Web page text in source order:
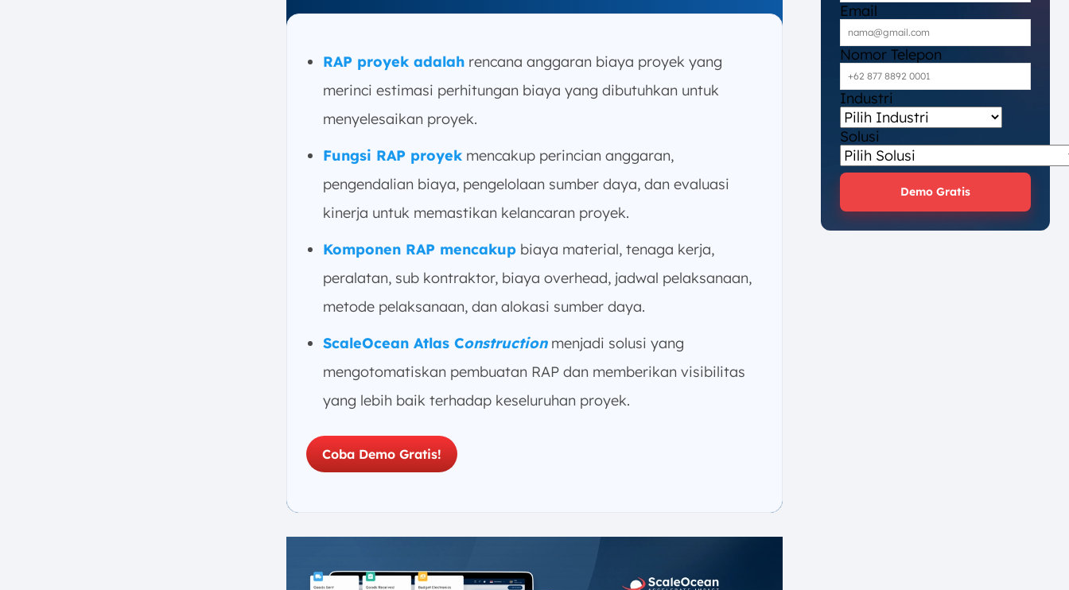
RAP proyek adalah rencana anggaran biaya proyek yang
merinci estimasi perhitungan biaya yang dibutuhkan untuk
menyelesaikan proyek.
Fungsi RAP proyek mencakup perincian anggaran,
pengendalian biaya, pengelolaan sumber daya, dan evaluasi
kinerja untuk memastikan kelancaran proyek.
Komponen RAP mencakup biaya material, tenaga kerja,
peralatan, sub kontraktor, biaya overhead, jadwal pelaksanaan,
metode pelaksanaan, dan alokasi sumber daya.
ScaleOcean Atlas Constructionmenjadi solusi yang
mengotomatiskan pembuatan RAP dan memberikan visibilitas
yang lebih baik terhadap keseluruhan proyek.
Coba Demo Gratis!
Email
Nomor Telepon
Industri
Solusi
Demo Gratis